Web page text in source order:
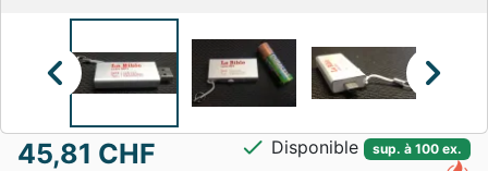
chevron_left chevron_right
45,81 CHF check Disponible sup. à 100 ex.